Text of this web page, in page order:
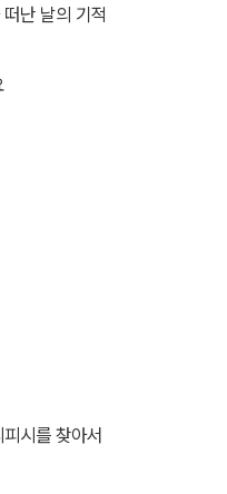
난 날의 기적
시를 찾아서